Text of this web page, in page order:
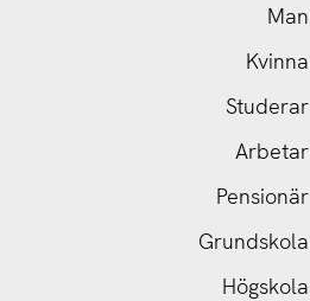
Hushållsinkomst 750'+ SEK
Högskola
Grundskola
Pensionär
Arbetar
Studerar
Kvinna
Man